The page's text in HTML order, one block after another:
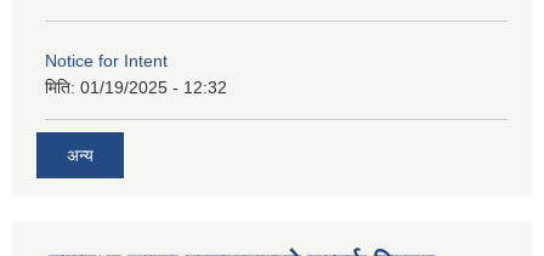
Notice for Intent
मिति: 01/19/2025 - 12:32
अन्य